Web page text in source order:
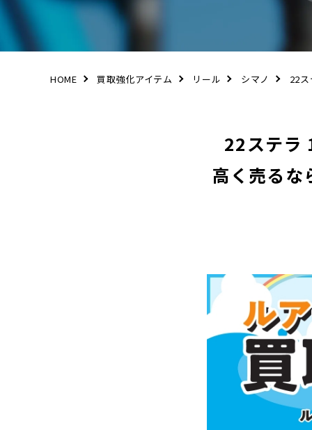
HOME 買取強化アイテム リール シマノ 22
22ステラ
高く売るな